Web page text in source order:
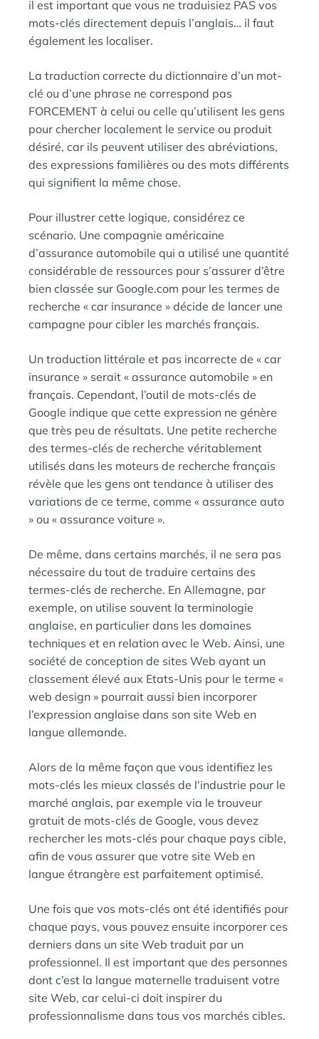
il est important que vous ne traduisiez PAS vos
mots-clés directement depuis l’anglais… il faut
également les localiser.
La traduction correcte du dictionnaire d’un mot-
clé ou d’une phrase ne correspond pas
FORCEMENT à celui ou celle qu’utilisent les gens
pour chercher localement le service ou produit
désiré, car ils peuvent utiliser des abréviations,
des expressions familières ou des mots différents
qui signifient la même chose.
Pour illustrer cette logique, considérez ce
scénario. Une compagnie américaine
d’assurance automobile qui a utilisé une quantité
considérable de ressources pour s’assurer d’être
bien classée sur Google.com pour les termes de
recherche « car insurance » décide de lancer une
campagne pour cibler les marchés français.
Un traduction littérale et pas incorrecte de « car
insurance » serait « assurance automobile » en
français. Cependant, l’outil de mots-clés de
Google indique que cette expression ne génère
que très peu de résultats. Une petite recherche
des termes-clés de recherche véritablement
utilisés dans les moteurs de recherche français
révèle que les gens ont tendance à utiliser des
variations de ce terme, comme « assurance auto
» ou « assurance voiture ».
De même, dans certains marchés, il ne sera pas
nécessaire du tout de traduire certains des
termes-clés de recherche. En Allemagne, par
exemple, on utilise souvent la terminologie
anglaise, en particulier dans les domaines
techniques et en relation avec le Web. Ainsi, une
société de conception de sites Web ayant un
classement élevé aux Etats-Unis pour le terme «
web design » pourrait aussi bien incorporer
l’expression anglaise dans son site Web en
langue allemande.
Alors de la même façon que vous identifiez les
mots-clés les mieux classés de l’industrie pour le
marché anglais, par exemple via le trouveur
gratuit de mots-clés de Google, vous devez
rechercher les mots-clés pour chaque pays cible,
afin de vous assurer que votre site Web en
langue étrangère est parfaitement optimisé.
Une fois que vos mots-clés ont été identifiés pour
chaque pays, vous pouvez ensuite incorporer ces
derniers dans un site Web traduit par un
professionnel. Il est important que des personnes
dont c’est la langue maternelle traduisent votre
site Web, car celui-ci doit inspirer du
professionnalisme dans tous vos marchés cibles.